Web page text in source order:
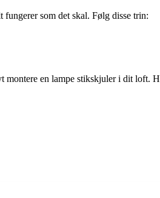
som det skal. Følg disse trin:
en lampe stikskjuler i dit loft.